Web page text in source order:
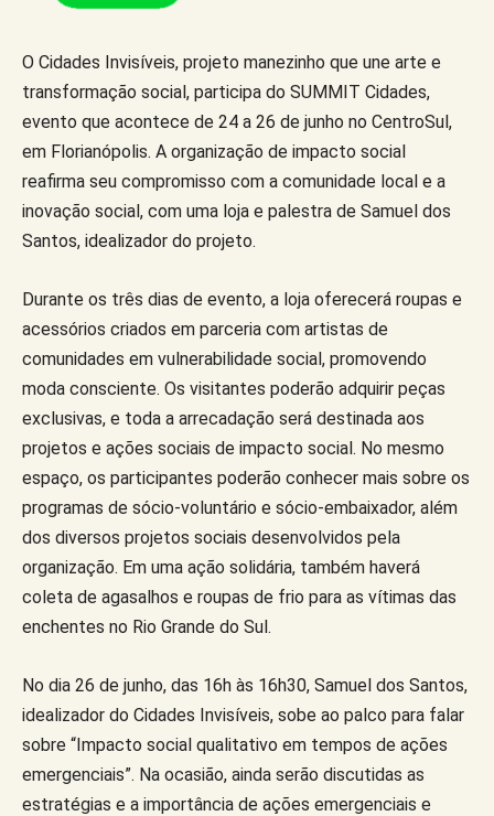
O Cidades Invisíveis, projeto manezinho que une arte e
transformação social, participa do SUMMIT Cidades,
evento que acontece de 24 a 26 de junho no CentroSul,
em Florianópolis. A organização de impacto social
reafirma seu compromisso com a comunidade local e a
inovação social, com uma loja e palestra de Samuel dos
Santos, idealizador do projeto.
Durante os três dias de evento, a loja oferecerá roupas e
acessórios criados em parceria com artistas de
comunidades em vulnerabilidade social, promovendo
moda consciente. Os visitantes poderão adquirir peças
exclusivas, e toda a arrecadação será destinada aos
projetos e ações sociais de impacto social. No mesmo
espaço, os participantes poderão conhecer mais sobre os
programas de sócio-voluntário e sócio-embaixador, além
dos diversos projetos sociais desenvolvidos pela
organização. Em uma ação solidária, também haverá
coleta de agasalhos e roupas de frio para as vítimas das
enchentes no Rio Grande do Sul.
No dia 26 de junho, das 16h às 16h30, Samuel dos Santos,
idealizador do Cidades Invisíveis, sobe ao palco para falar
sobre “Impacto social qualitativo em tempos de ações
emergenciais”. Na ocasião, ainda serão discutidas as
estratégias e a importância de ações emergenciais e